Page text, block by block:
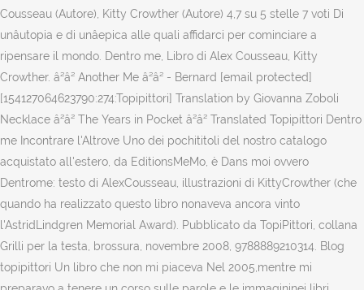
Cousseau (Autore), Kitty Crowther (Autore) 4,7 su 5 stelle 7 voti Di
unâutopia e di unâepica alle quali affidarci per cominciare a
ripensare il mondo. Dentro me, Libro di Alex Cousseau, Kitty
Crowther. â²â² Another Me â²â² - Bernard [email protected]
[154127064623790:274:Topipittori] Translation by Giovanna Zoboli
Necklace â²â² The Years in Pocket â²â² Translated Topipittori Dentro
me Incontrare l'Altrove Uno dei pochititoli del nostro catalogo
acquistato all'estero, da EditionsMeMo, è Dans moi ovvero
Dentrome: testo di AlexCousseau, illustrazioni di KittyCrowther (che
quando ha realizzato questo libro nonaveva ancora vinto
l'AstridLindgren Memorial Award). Pubblicato da TopiPittori, collana
Grilli per la testa, brossura, novembre 2008, 9788889210314. Blog
topipittori Un libro che non mi piaceva Nel 2005,mentre mi